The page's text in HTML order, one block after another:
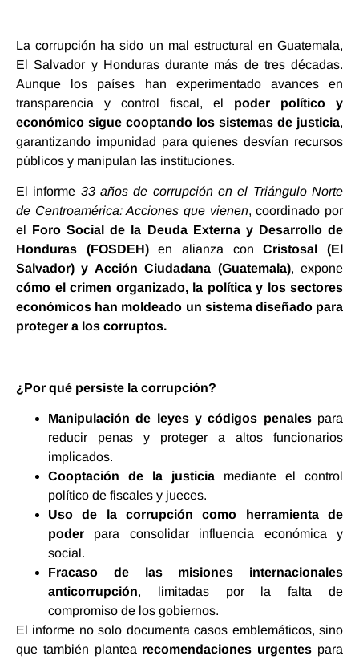
La corrupción ha sido un mal estructural en Guatemala,
El Salvador y Honduras durante más de tres décadas.
Aunque los países han experimentado avances en
transparencia y control fiscal, el poder político y
económico sigue cooptando los sistemas de justicia,
garantizando impunidad para quienes desvían recursos
públicos y manipulan las instituciones.
El informe 33 años de corrupción en el Triángulo Norte
de Centroamérica: Acciones que vienen, coordinado por
el Foro Social de la Deuda Externa y Desarrollo de
Honduras (FOSDEH)en alianza conCristosal (El
Salvador) y Acción Ciudadana (Guatemala), expone
cómo el crimen organizado, la política y los sectores
económicos han moldeado un sistema diseñado para
proteger a los corruptos.
¿Por qué persiste la corrupción?
Manipulación de leyes y códigos penalespara
reducir penas y proteger a altos funcionarios
implicados.
Cooptación de la justicia mediante el control
político de fiscales y jueces.
Uso de la corrupción como herramienta de
poder para consolidar influencia económica y
social.
Fracaso de las misiones internacionales
anticorrupción, limitadas por la falta de
compromiso de los gobiernos.
El informe no solo documenta casos emblemáticos, sino
que también plantea recomendaciones urgentes para